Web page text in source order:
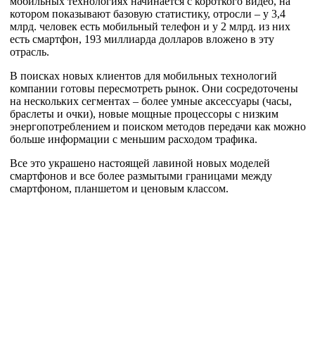
котором показывают базовую статистику, отросли – у 3,4
млрд. человек есть мобильный телефон и у 2 млрд. из них
есть смартфон, 193 миллиарда долларов вложено в эту
отрасль.
В поисках новых клиентов для мобильных технологий
компании готовы пересмотреть рынок. Они сосредоточены
на нескольких сегментах – более умные аксессуары (часы,
браслеты и очки), новые мощные процессоры с низким
энергопотреблением и поиском методов передачи как можно
больше информации с меньшим расходом трафика.
Все это украшено настоящей лавиной новых моделей
смартфонов и все более размытыми границами между
смартфоном, планшетом и ценовым классом.